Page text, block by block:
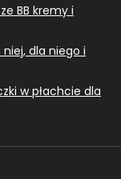
BB kremy i
niej, dla niego i
w płachcie dla